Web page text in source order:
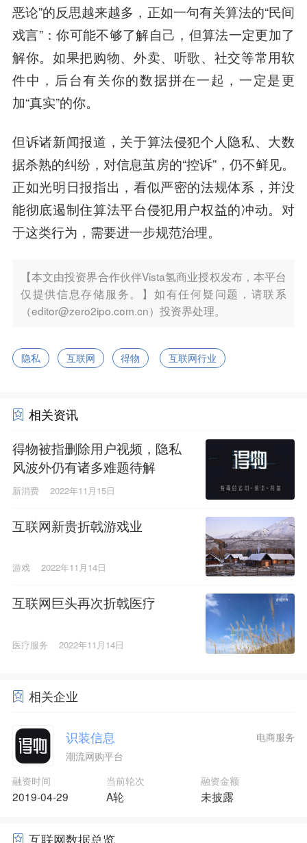
恶论”的反思越来越多，正如一句有关算法的“民间
戏言”：你可能不够了解自己，但算法一定更加了
解你。如果把购物、外卖、听歌、社交等常用软
件中，后台有关你的数据拼在一起，一定是更
加“真实”的你。
但诉诸新闻报道，关于算法侵犯个人隐私、大数
据杀熟的纠纷，对信息茧房的“控诉”，仍不鲜见。
正如光明日报指出，看似严密的法规体系，并没
能彻底遏制住算法平台侵犯用户权益的冲动。对
于这类行为，需要进一步规范治理。
【本文由投资界合作伙伴Vista氢商业授权发布，本平台
仅提供信息存储服务。】如有任何疑问题，请联系
（editor@zero2ipo.com.cn）投资界处理。
隐私 互联网 得物 互联网行业
相关资讯
得物被指删除用户视频，隐私
风波外仍有诸多难题待解
新消费 2022年11月15日
互联网新贵折戟游戏业
游戏 2022年11月14日
互联网巨头再次折戟医疗
医疗服务 2022年11月14日
相关企业
识装信息
潮流网购平台
电商服务
融资时间
2019-04-29
当前轮次
A轮
融资金额
未披露
互联网数据总览